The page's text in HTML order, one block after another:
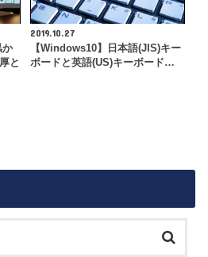
か
と
2019.10.27
【Windows10】日本語(JIS)キー
ボードと英語(US)キーボード…